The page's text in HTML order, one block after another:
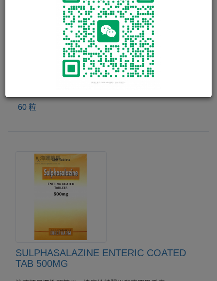
PLAQUENIL TAB 200MG
60 粒
SULPHASALAZINE ENTERIC COATED
TAB 500MG